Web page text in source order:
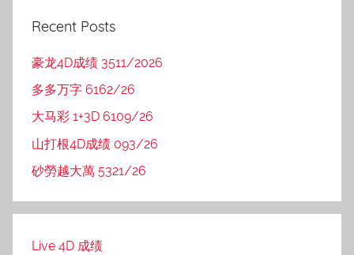
Recent Posts
豪龙4D成绩 3511/2026
多多万字 6162/26
大马彩 1+3D 6109/26
山打根4D成绩 093/26
砂勞越大萬 5321/26
Live 4D 成绩